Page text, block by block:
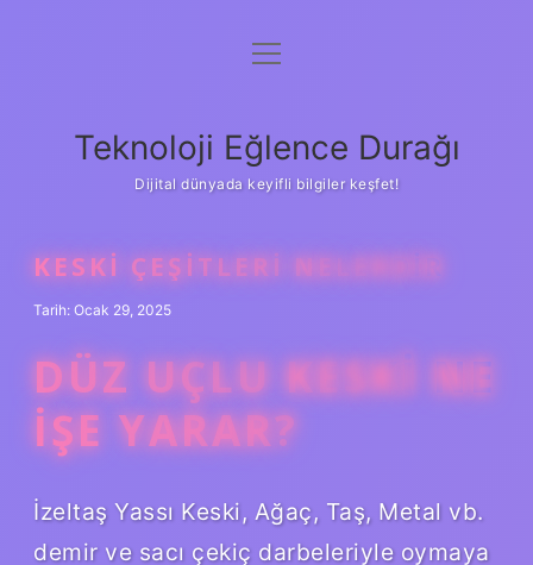
Anasayfa
Yasal Uyarı
menüyü
Teknoloji Eğlence Durağı
Dijital dünyada keyifli bilgiler keşfet!
KESKI ÇEŞITLERI NELERDIR
Tarih: Ocak 29, 2025
DÜZ UÇLU KESKI NE
IŞE YARAR?
İzeltaş Yassı Keski, Ağaç, Taş, Metal vb.
demir ve sacı çekiç darbeleriyle oymaya